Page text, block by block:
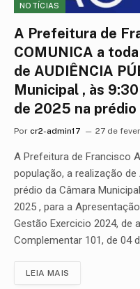
NOTÍCIAS
A Prefeitura de
COMUNICA a
de AUDIÊNCIA
Municipal , às
de 2025 na prédio
Por cr2-admin17 27 de
A Prefeitura de Francisco
população, a realização de
prédio da Câmara
2025 , para a
Gestão Exercicio 2024, de
Complementar 101, de 04
LEIA MAIS